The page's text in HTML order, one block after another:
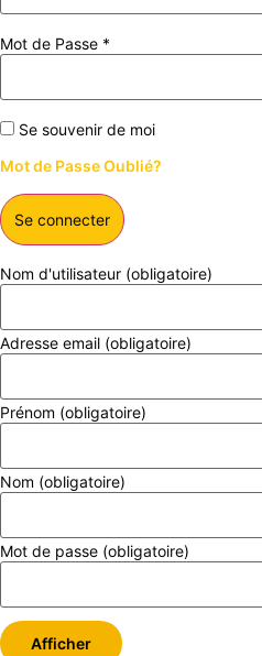
Mot de Passe *
Se souvenir de moi
Mot de Passe Oublié?
Nom d'utilisateur (obligatoire)
Adresse email (obligatoire)
Prénom (obligatoire)
Nom (obligatoire)
Mot de passe (obligatoire)
Afficher